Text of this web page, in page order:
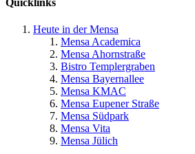
Quicklinks
Heute in der Mensa
Mensa Academica
Mensa Ahornstraße
Bistro Templergraben
Mensa Bayernallee
Mensa KMAC
Mensa Eupener Straße
Mensa Südpark
Mensa Vita
Mensa Jülich